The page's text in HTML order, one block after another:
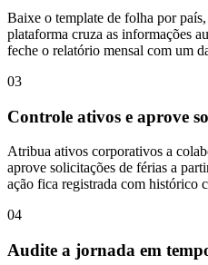
Baixe o template de folha por
plataforma cruza as informações
feche o relatório mensal com um
03
Controle ativos e aprove
Atribua ativos corporativos a
aprove solicitações de férias a
ação fica registrada com histórico
04
Audite a jornada em